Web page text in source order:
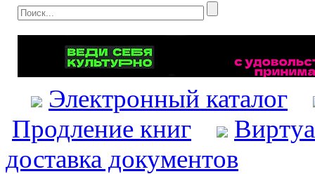
Электронный каталог
Продление книг
доставка документов